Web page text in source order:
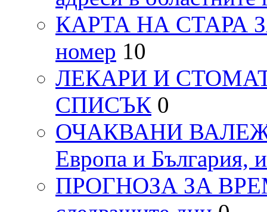
КАРТА НА СТАРА
номер 10
ЛЕКАРИ И
СПИСЪК 0
ОЧАКВАНИ ВАЛЕЖИ
Европа и България,
ПРОГНОЗА ЗА